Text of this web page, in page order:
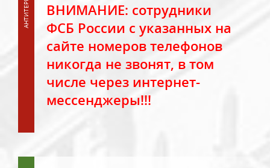
ВНИМАНИЕ: сотрудники
ФСБ России с указанных на
сайте номеров телефонов
никогда не звонят, в том
числе через интернет-
мессенджеры!!!